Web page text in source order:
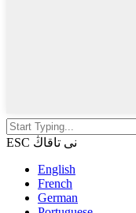
ESC نى تاقاڭ
English
French
German